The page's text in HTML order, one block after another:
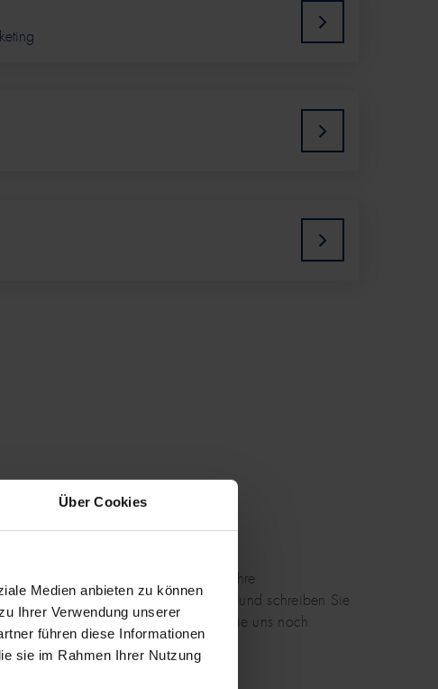
Über Cookies
Medien anbieten zu können
Ihrer Verwendung unserer
führen diese Informationen
sie im Rahmen Ihrer Nutzung
frei sein, schicken Sie uns gerne Ihre
Sie uns Ihre Bewerbungsunterlagen und schreiben Sie
auf Sie verzichten sollten. Machen Sie uns noch
auf Ihre Bewerbung.